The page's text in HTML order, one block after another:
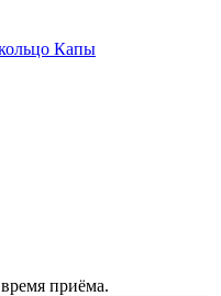
Капы
приёма.